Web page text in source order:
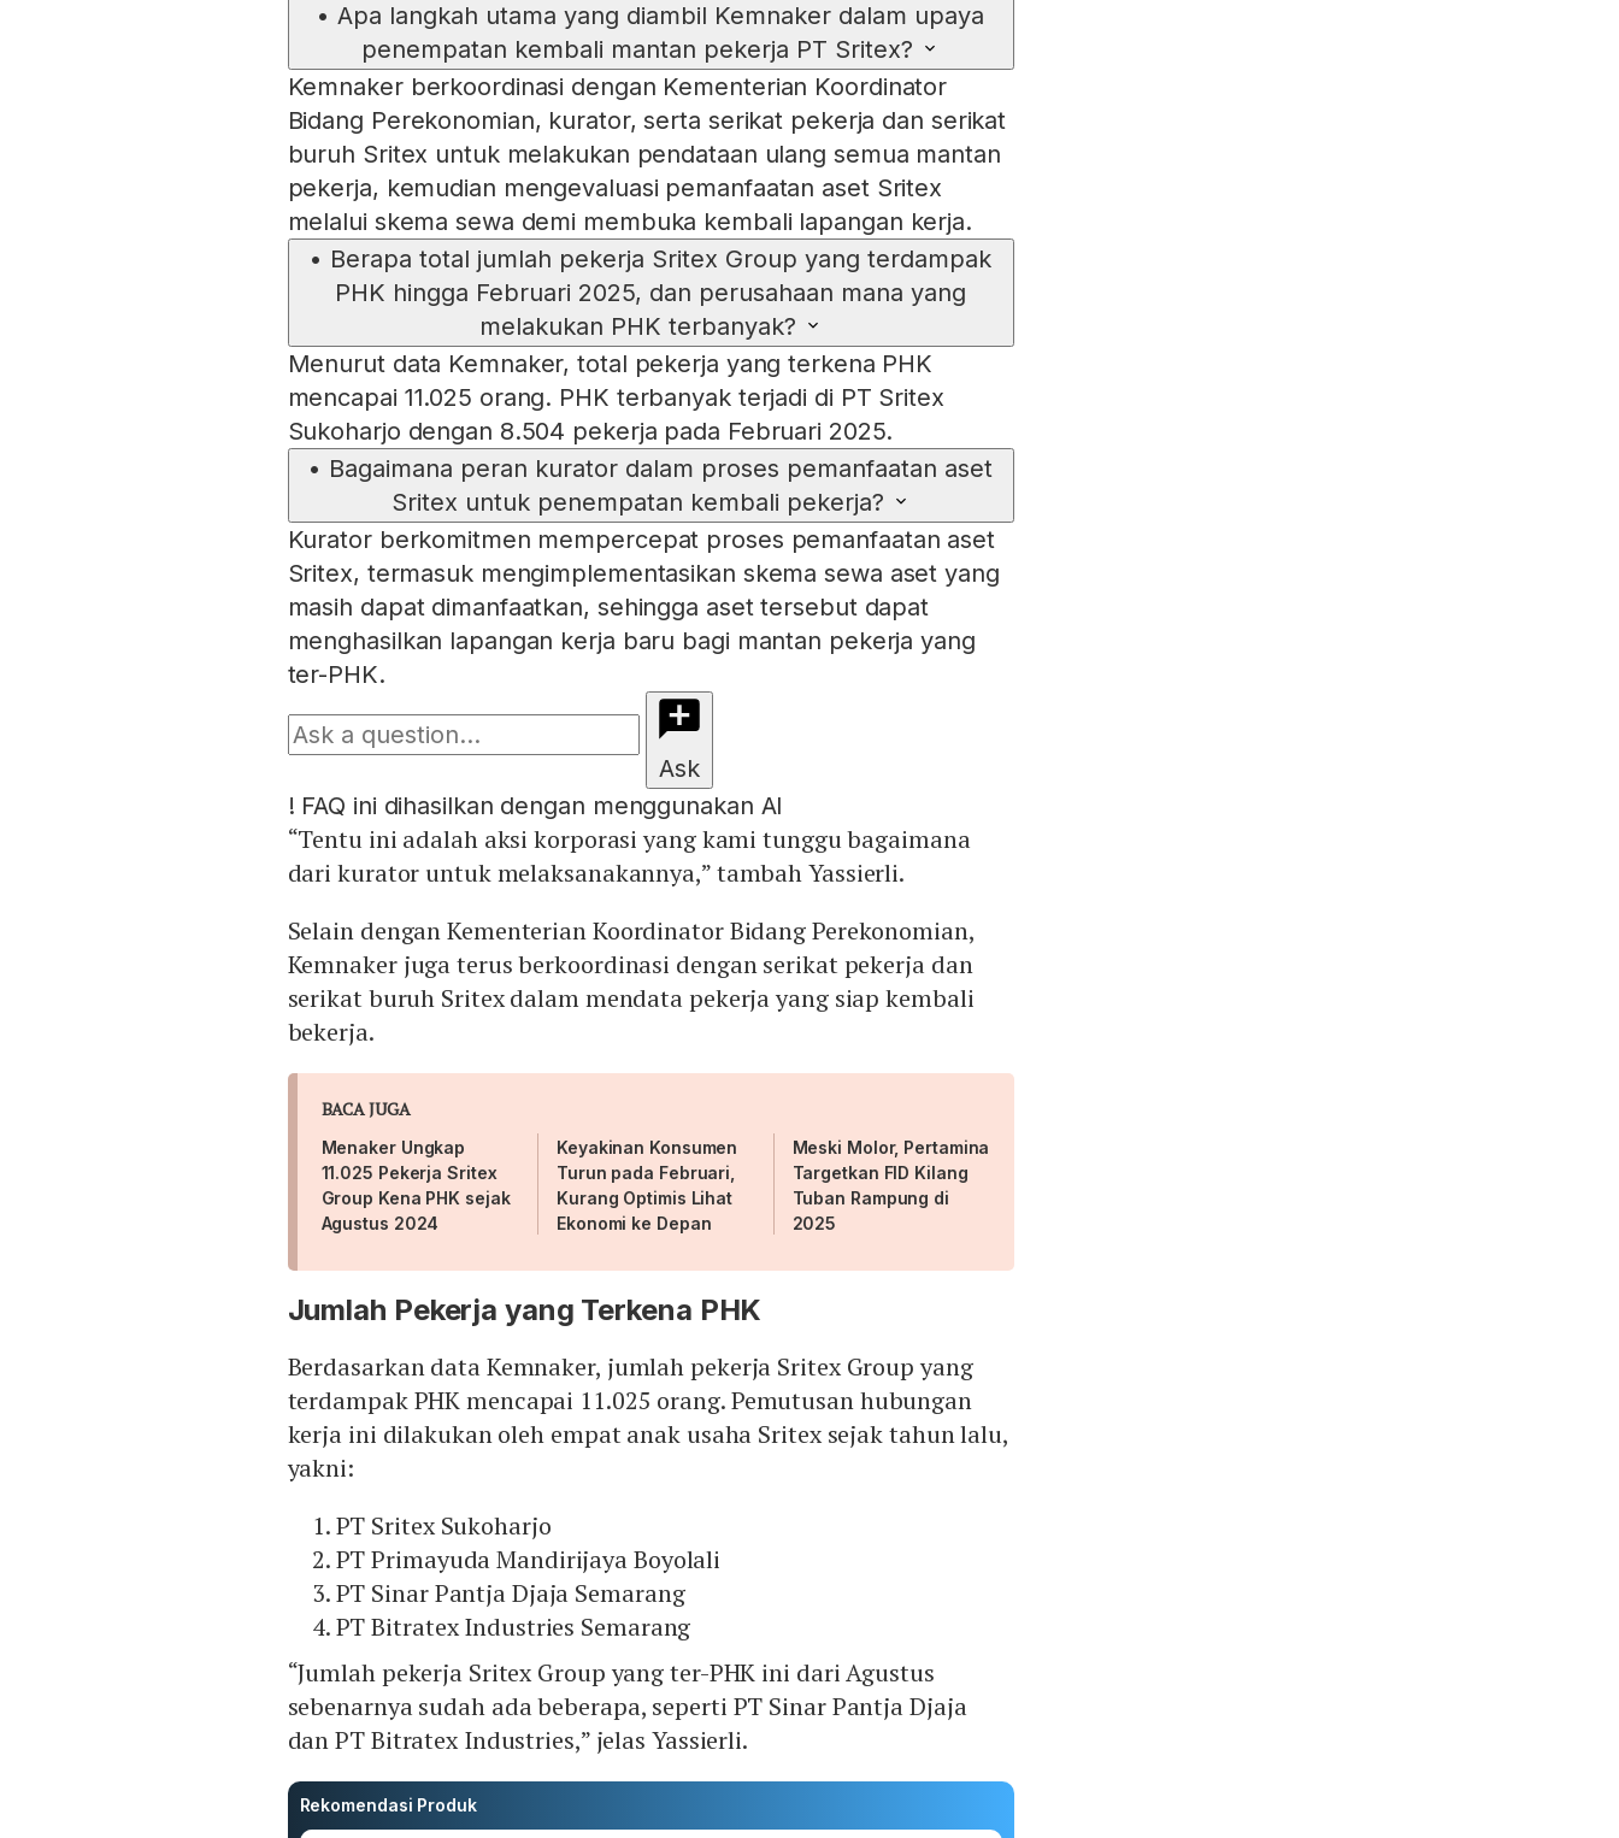
• Apa langkah utama yang diambil Kemnaker dalam upaya
penempatan kembali mantan pekerja PT Sritex?
Kemnaker berkoordinasi dengan Kementerian Koordinator
Bidang Perekonomian, kurator, serta serikat pekerja dan serikat
buruh Sritex untuk melakukan pendataan ulang semua mantan
pekerja, kemudian mengevaluasi pemanfaatan aset Sritex
melalui skema sewa demi membuka kembali lapangan kerja.
• Berapa total jumlah pekerja Sritex Group yang terdampak
PHK hingga Februari 2025, dan perusahaan mana yang
melakukan PHK terbanyak?
Menurut data Kemnaker, total pekerja yang terkena PHK
mencapai 11.025 orang. PHK terbanyak terjadi di PT Sritex
Sukoharjo dengan 8.504 pekerja pada Februari 2025.
• Bagaimana peran kurator dalam proses pemanfaatan aset
Sritex untuk penempatan kembali pekerja?
Kurator berkomitmen mempercepat proses pemanfaatan aset
Sritex, termasuk mengimplementasikan skema sewa aset yang
masih dapat dimanfaatkan, sehingga aset tersebut dapat
menghasilkan lapangan kerja baru bagi mantan pekerja yang
ter-PHK.
Ask
! FAQ ini dihasilkan dengan menggunakan AI
“Tentu ini adalah aksi korporasi yang kami tunggu bagaimana
dari kurator untuk melaksanakannya,” tambah Yassierli.
Selain dengan Kementerian Koordinator Bidang Perekonomian,
Kemnaker juga terus berkoordinasi dengan serikat pekerja dan
serikat buruh Sritex dalam mendata pekerja yang siap kembali
bekerja.
BACA JUGA
Menaker Ungkap
11.025 Pekerja Sritex
Group Kena PHK sejak
Agustus 2024
Keyakinan Konsumen
Turun pada Februari,
Kurang Optimis Lihat
Ekonomi ke Depan
Meski Molor, Pertamina
Targetkan FID Kilang
Tuban Rampung di
2025
Jumlah Pekerja yang Terkena PHK
Berdasarkan data Kemnaker, jumlah pekerja Sritex Group yang
terdampak PHK mencapai 11.025 orang. Pemutusan hubungan
kerja ini dilakukan oleh empat anak usaha Sritex sejak tahun lalu,
yakni:
PT Sritex Sukoharjo
PT Primayuda Mandirijaya Boyolali
PT Sinar Pantja Djaja Semarang
PT Bitratex Industries Semarang
“Jumlah pekerja Sritex Group yang ter-PHK ini dari Agustus
sebenarnya sudah ada beberapa, seperti PT Sinar Pantja Djaja
dan PT Bitratex Industries,” jelas Yassierli.
Rekomendasi Produk